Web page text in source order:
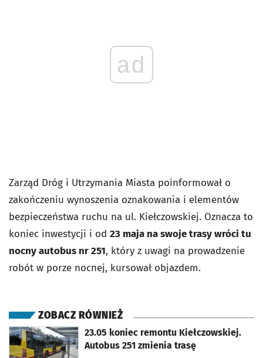
ad
Zarząd Dróg i Utrzymania Miasta poinformował o
zakończeniu wynoszenia oznakowania i elementów
bezpieczeństwa ruchu na ul. Kiełczowskiej. Oznacza to
koniec inwestycji i od 23 maja na swoje trasy wróci tu
nocny autobus nr 251, który z uwagi na prowadzenie
robót w porze nocnej, kursował objazdem.
ZOBACZ RÓWNIEŻ
23.05 koniec remontu Kiełczowskiej.
Autobus 251 zmienia trasę
otworzy się w nowej karcie